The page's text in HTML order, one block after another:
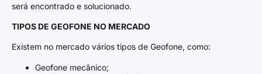
será encontrado e solucionado.
TIPOS DE GEOFONE NO MERCADO
Existem no mercado vários tipos de Geofone, como:
Geofone mecânico;